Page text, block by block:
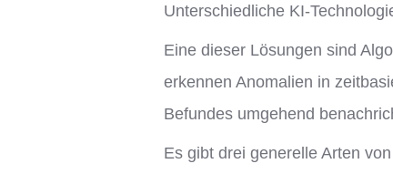
Unterschiedliche KI-
Eine dieser Lösungen sind
erkennen Anomalien in
Befundes umgehend
Es gibt drei generelle Arten